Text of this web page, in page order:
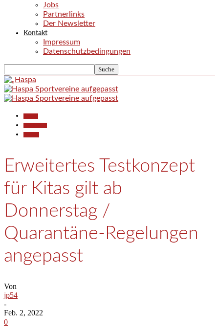
Jobs
Partnerlinks
Der Newsletter
Kontakt
Impressum
Datenschutzbedingungen
Erweitertes Testkonzept
für Kitas gilt ab
Donnerstag /
Quarantäne-Regelungen
angepasst
Von
jp54
-
Feb. 2, 2022
0